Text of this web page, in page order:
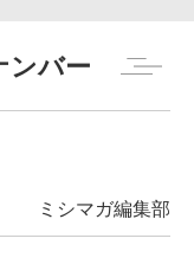
ンバー
ミシマガ編集部